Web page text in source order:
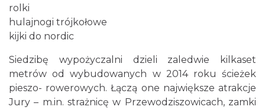
rolki
hulajnogi trójkołowe
kijki do nordic
Siedzibę wypożyczalni dzieli zaledwie kilkaset
metrów od wybudowanych w 2014 roku ścieżek
pieszo- rowerowych. Łączą one największe atrakcje
Jury – m.in. strażnicę w Przewodziszowicach, zamki